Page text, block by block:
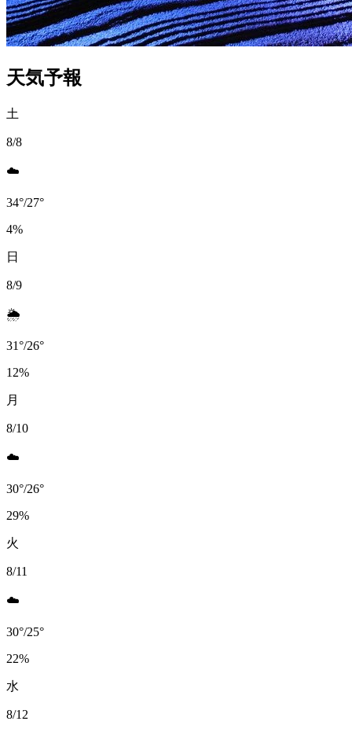
天気予報
土
8/8
☁️
34°/27°
4%
日
8/9
🌦️
31°/26°
12%
月
8/10
☁️
30°/26°
29%
火
8/11
☁️
30°/25°
22%
水
8/12